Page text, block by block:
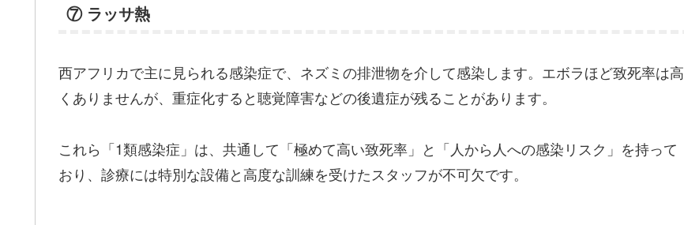
⑦ ラッサ熱
西アフリカで主に見られる感染症で、ネズミの排泄物を介して感染します。エボラほど致死率は高
くありませんが、重症化すると聴覚障害などの後遺症が残ることがあります。
これら「1類感染症」は、共通して「極めて高い致死率」と「人から人への感染リスク」を持って
おり、診療には特別な設備と高度な訓練を受けたスタッフが不可欠です。